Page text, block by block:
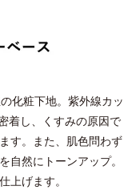
化粧下地。紫外線カッ
着し、くすみの原因で
す。また、肌色問わず
自然にトーンアップ。
上げます。